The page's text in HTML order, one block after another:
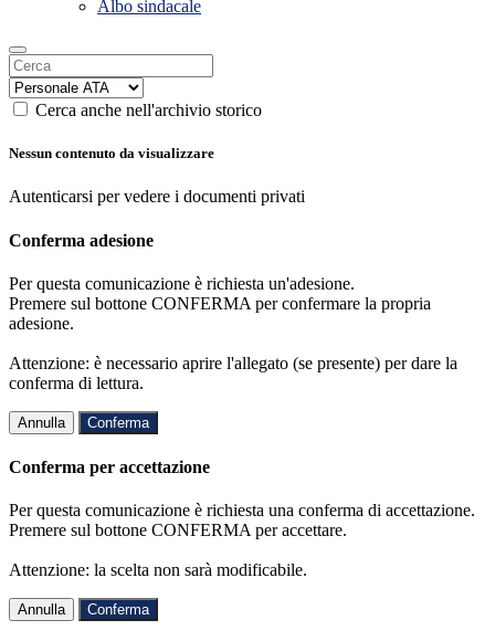
Albo sindacale
Cerca anche nell'archivio storico
Nessun contenuto da visualizzare
Autenticarsi per vedere i documenti privati
Conferma adesione
Per questa comunicazione è richiesta un'adesione.
Premere sul bottone CONFERMA per confermare la propria
adesione.
Attenzione: è necessario aprire l'allegato (se presente) per dare la
conferma di lettura.
Annulla Conferma
Conferma per accettazione
Per questa comunicazione è richiesta una conferma di accettazione.
Premere sul bottone CONFERMA per accettare.
Attenzione: la scelta non sarà modificabile.
Annulla Conferma